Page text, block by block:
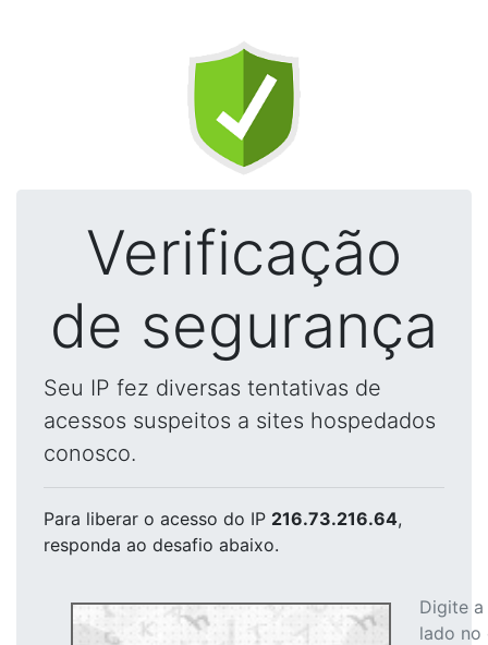
Verificação
de segurança
Seu IP fez diversas tentativas de
acessos suspeitos a sites hospedados
conosco.
Para liberar o acesso do IP 216.73.216.64,
responda ao desafio abaixo.
Digite
lado no